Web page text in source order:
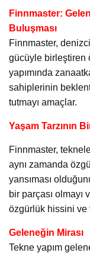
Finnmaster:
Buluşması
Finnmaster,
gücüyle birleştiren
yapımında
sahiplerinin
tutmayı amaçlar.
Yaşam Tarzının
Finnmaster,
aynı zamanda
yansıması
bir parçası olmayı
özgürlük hissini ve
Geleneğin Mirası
Tekne yapım